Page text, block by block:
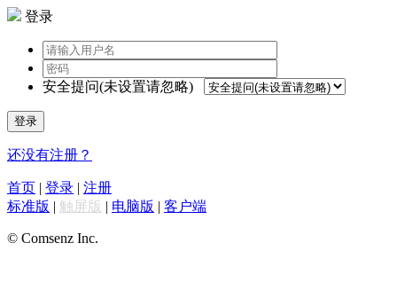
登录
安全提问(未设置请忽略)
登录
还没有注册？
首页 | 登录 | 注册
标准版 | 触屏版 | 电脑版 | 客户端
© Comsenz Inc.